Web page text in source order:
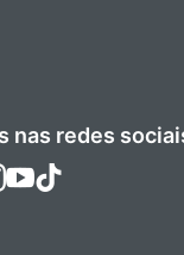
nas redes